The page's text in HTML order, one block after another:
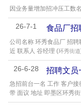
因业务量增加招冲压工数
26-7-1 食品厂招
公司名称 环秀食品厂 招
近 联系人 谷经理 (环秀街道
26-6-28 招聘文员
急招前台一名 工作 客户
带 面议 地址 即墨区环秀